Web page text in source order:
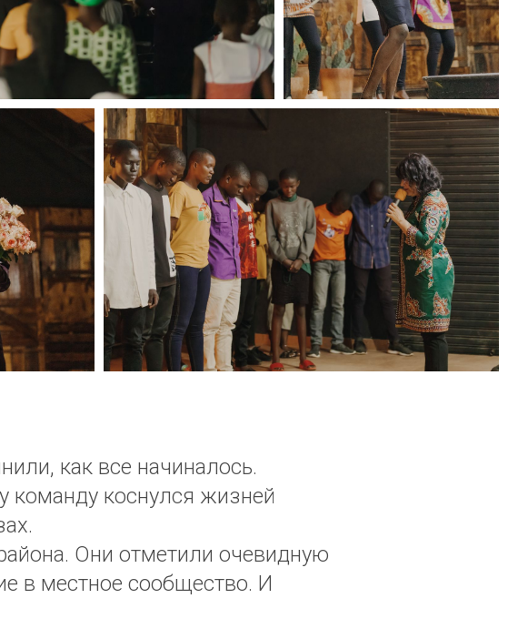
как все начиналось.
команду коснулся жизней
Они отметили очевидную
в местное сообщество. И